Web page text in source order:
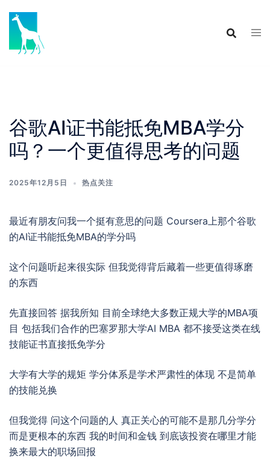
content
谷歌AI证书能抵免MBA学分
吗？一个更值得思考的问题
2025年12月5日 热点关注
最近有朋友问我一个挺有意思的问题 Coursera上那个谷歌
的AI证书能抵免MBA的学分吗
这个问题听起来很实际 但我觉得背后藏着一些更值得琢磨
的东西
先直接回答 据我所知 目前全球绝大多数正规大学的MBA项
目 包括我们合作的巴塞罗那大学AI MBA 都不接受这类在线
技能证书直接抵免学分
大学有大学的规矩 学分体系是学术严肃性的体现 不是简单
的技能兑换
但我觉得 问这个问题的人 真正关心的可能不是那几分学分
而是更根本的东西 我的时间和金钱 到底该投资在哪里才能
换来最大的职场回报